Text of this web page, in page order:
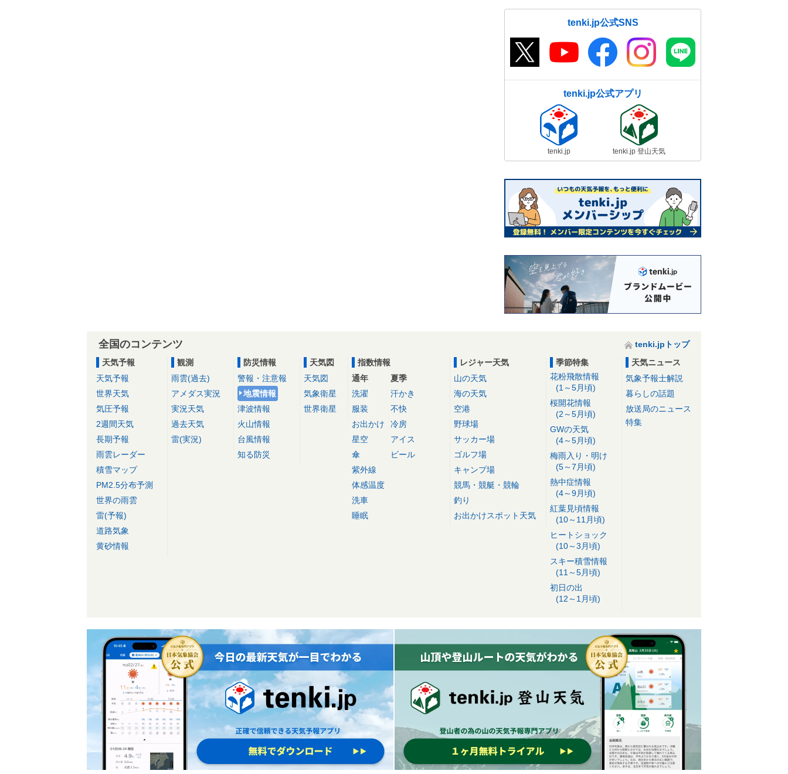
tenki.jp公式SNS
tenki.jp公式アプリ
tenki.jp tenki.jp 登山天気
全国のコンテンツ
tenki.jpトップ
天気予報
天気予報
世界天気
気圧予報
2週間天気
長期予報
雨雲レーダー
積雪マップ
PM2.5分布予測
世界の雨雲
雷(予報)
道路気象
黄砂情報
観測
雨雲(過去)
アメダス実況
実況天気
過去天気
雷(実況)
防災情報
警報・注意報
地震情報
津波情報
火山情報
台風情報
知る防災
天気図
天気図
気象衛星
世界衛星
指数情報
通年
洗濯
服装
お出かけ
星空
傘
紫外線
体感温度
洗車
睡眠
夏季
汗かき
不快
冷房
アイス
ビール
レジャー天気
山の天気
海の天気
空港
野球場
サッカー場
ゴルフ場
キャンプ場
競馬・競艇・競輪
釣り
お出かけスポット天気
季節特集
花粉飛散情報
(1～5月頃)
桜開花情報
(2～5月頃)
GWの天気
(4～5月頃)
梅雨入り・明け
(5～7月頃)
熱中症情報
(4～9月頃)
紅葉見頃情報
(10～11月頃)
ヒートショック
(10～3月頃)
スキー積雪情報
(11～5月頃)
初日の出
(12～1月頃)
天気ニュース
気象予報士解説
暮らしの話題
放送局のニュース
特集